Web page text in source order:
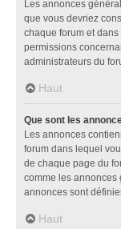
Les annonces
que vous devriez
chaque forum et
permissions
administrateurs du
Haut
Que sont les
Les annonces
forum dans lequel
de chaque page du
comme les annonces
annonces sont
Haut